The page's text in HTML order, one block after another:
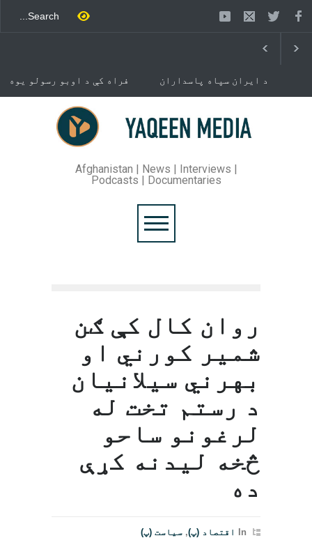
فراه کې د اوبو رسولو یوه
د ایران سپاه پاسداران
د تندلارې فلسطينۍ ډلې د
هنيه په
تهران کې وژل شوی دی.
خوست کې د غلام خان لار
بیرته خلاصه شوه
Afghanistan | News | Interviews |
Podcasts | Documentaries
روان کال کې ګن
شمیر کورني او
بهرني سیلانیان
د رستم تخت له
لرغونو ساحو
څخه لیدنه کړې
ده
In اقتصاد (پ), سیاست (پ)